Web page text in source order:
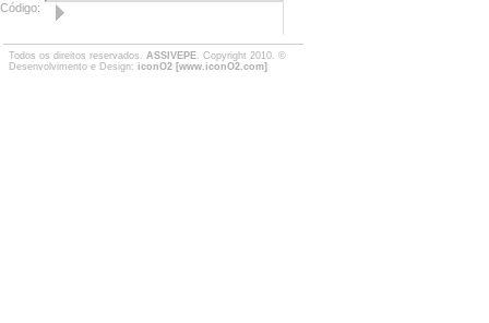
Código:
Todos os direitos reservados. ASSIVEPE. Copyright 2010. ©
Desenvolvimento e Design: iconO2 [www.iconO2.com]